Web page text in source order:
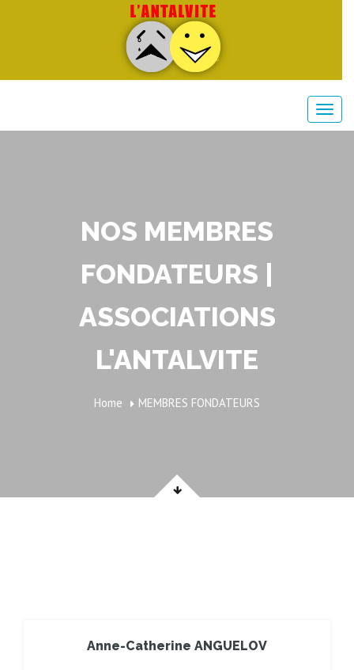
NOS MEMBRES
FONDATEURS |
ASSOCIATIONS
L'ANTALVITE
Home MEMBRES FONDATEURS
Anne-Catherine ANGUELOV